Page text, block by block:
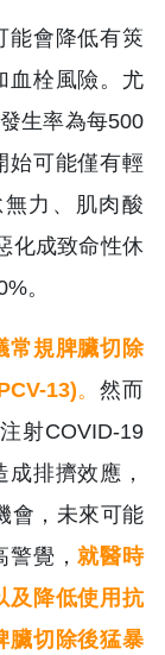
能會降低有筴
血栓風險。尤
生率為每500
始可能僅有輕
力、肌肉酸
化成致命性休
。
常規脾臟切除
13)。然而
射COVID-19
排擠效應，
會，未來可能
警覺，就醫時
及降低使用抗
臟切除後猛暴